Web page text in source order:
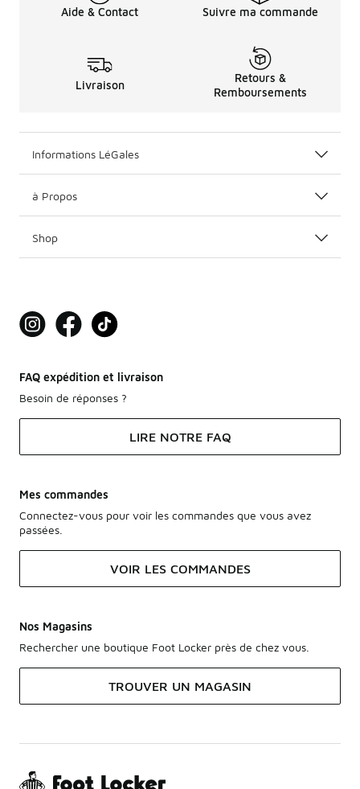
Aide & Contact Suivre ma commande
Livraison
Retours &
Remboursements
Informations LéGales
à Propos
Shop
FAQ expédition et livraison
Besoin de réponses ?
LIRE NOTRE FAQ
Mes commandes
Connectez-vous pour voir les commandes que vous avez
passées.
VOIR LES COMMANDES
Nos Magasins
Rechercher une boutique Foot Locker près de chez vous.
TROUVER UN MAGASIN